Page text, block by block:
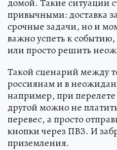
привычными: доставка
срочные задачи, но и
важно успеть к
или просто решить
Такой сценарий между
россиянам и в
например, при перелете
другой можно не
перевес, а просто
кнопки через ПВЗ. И
приземления.